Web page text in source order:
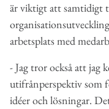
är viktigt att samtidigt
arbetsplats med
- Jag tror också att
utifrånperspektiv som
idéer och lösningar.